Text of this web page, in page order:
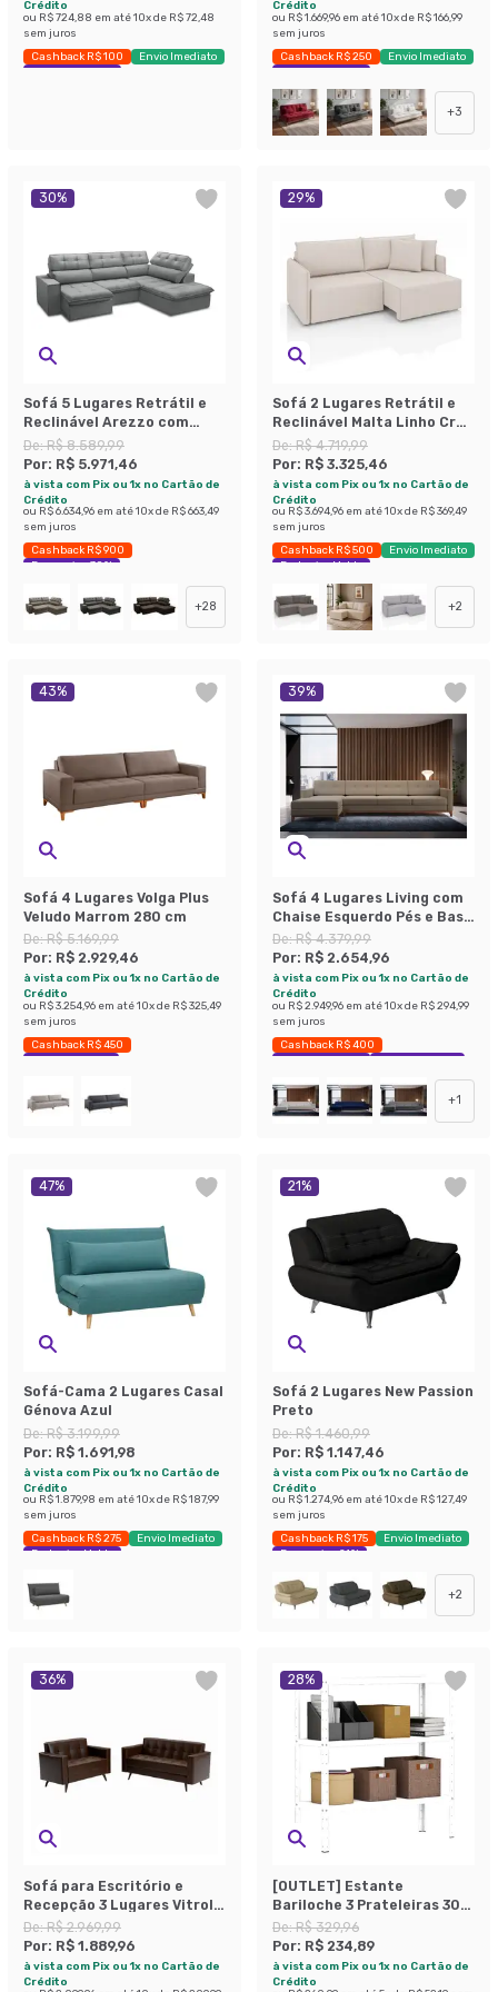
Crédito
ou R$ 724,88 em até10x de R$ 72,48
sem juros
Cashback R$ 100
Envio Imediato
Exclusivo Mobly
Crédito
ou R$ 1.669,96 em até10x de R$ 166,99
sem juros
Cashback R$ 250
Envio Imediato
Exclusivo Mobly
+3
30%
Sofá 5 Lugares Retrátil e
Reclinável Arezzo com
Chaise Direito Veludo Prata
De:R$ 8.589,99
Por: R$ 5.971,46
à vista com Pix ou 1x no Cartão de
Crédito
ou R$ 6.634,96 em até10x de R$ 663,49
sem juros
Cashback R$ 900
Economize 30%
+28
29%
Sofá 2 Lugares Retrátil e
Reclinável Malta Linho Cru
160 cm
De:R$ 4.719,99
Por: R$ 3.325,46
à vista com Pix ou 1x no Cartão de
Crédito
ou R$ 3.694,96 em até10x de R$ 369,49
sem juros
Cashback R$ 500
Envio Imediato
Exclusivo Mobly
+2
43%
Sofá 4 Lugares Volga Plus
Veludo Marrom 280 cm
De:R$ 5.169,99
Por: R$ 2.929,46
à vista com Pix ou 1x no Cartão de
Crédito
ou R$ 3.254,96 em até10x de R$ 325,49
sem juros
Cashback R$ 450
Economize 43%
39%
Sofá 4 Lugares Living com
Chaise Esquerdo Pés e Base
em Madeira Linho Cotton
Bege
De:R$ 4.379,99
Por: R$ 2.654,96
à vista com Pix ou 1x no Cartão de
Crédito
ou R$ 2.949,96 em até10x de R$ 294,99
sem juros
Cashback R$ 400
Exclusivo Mobly
Economize 39%
+1
47%
Sofá-Cama 2 Lugares Casal
Génova Azul
De:R$ 3.199,99
Por: R$ 1.691,98
à vista com Pix ou 1x no Cartão de
Crédito
ou R$ 1.879,98 em até10x de R$ 187,99
sem juros
Cashback R$ 275
Envio Imediato
Exclusivo Mobly
21%
Sofá 2 Lugares New Passion
Preto
De:R$ 1.460,99
Por: R$ 1.147,46
à vista com Pix ou 1x no Cartão de
Crédito
ou R$ 1.274,96 em até10x de R$ 127,49
sem juros
Cashback R$ 175
Envio Imediato
Economize 21%
+2
36%
Sofá para Escritório e
Recepção 3 Lugares Vitrola
Revestimento Sintético
Marrom
De:R$ 2.969,99
Por: R$ 1.889,96
à vista com Pix ou 1x no Cartão de
Crédito
28%
[OUTLET] Estante
Bariloche 3 Prateleiras 30
cm Branca
De:R$ 329,96
Por: R$ 234,89
à vista com Pix ou 1x no Cartão de
Crédito